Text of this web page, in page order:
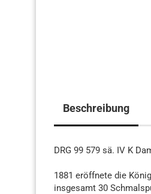
Beschreibung
DRG 99 579 sä. IV K
1881 eröffnete die
insgesamt 30